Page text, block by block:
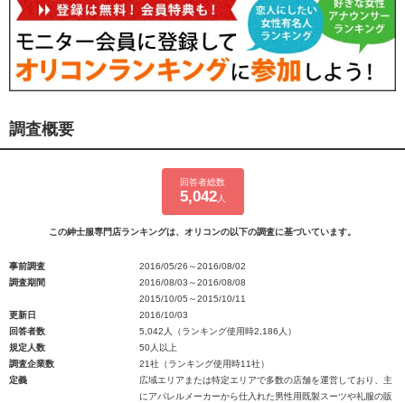
調査概要
回答者総数
5,042人
この紳士服専門店ランキングは、オリコンの以下の調査に基づいています。
事前調査
2016/05/26～2016/08/02
調査期間
2016/08/03～2016/08/08
2015/10/05～2015/10/11
更新日
2016/10/03
回答者数
5,042人（ランキング使用時2,186人）
規定人数
50人以上
調査企業数
21社（ランキング使用時11社）
定義
広域エリアまたは特定エリアで多数の店舗を運営しており、主
にアパレルメーカーから仕入れた男性用既製スーツや礼服の販